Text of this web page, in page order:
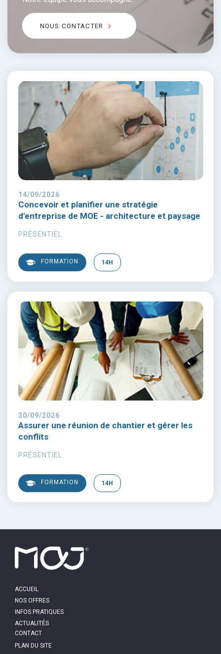
NOUS CONTACTER
14/09/2026
Concevoir et planifier une stratégie
d'entreprise de MOE - architecture et paysage
PRÉSENTIEL
FORMATION 14H
30/09/2026
Assurer une réunion de chantier et gérer les
conflits
PRÉSENTIEL
FORMATION 14H
MAIN
ACCUEIL
NOS OFFRES
INFOS PRATIQUES
ACTUALITÉS
PIED
DE
PAGE
CONTACT
PLAN DU SITE